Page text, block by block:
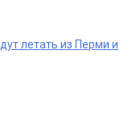
летать из Перми и